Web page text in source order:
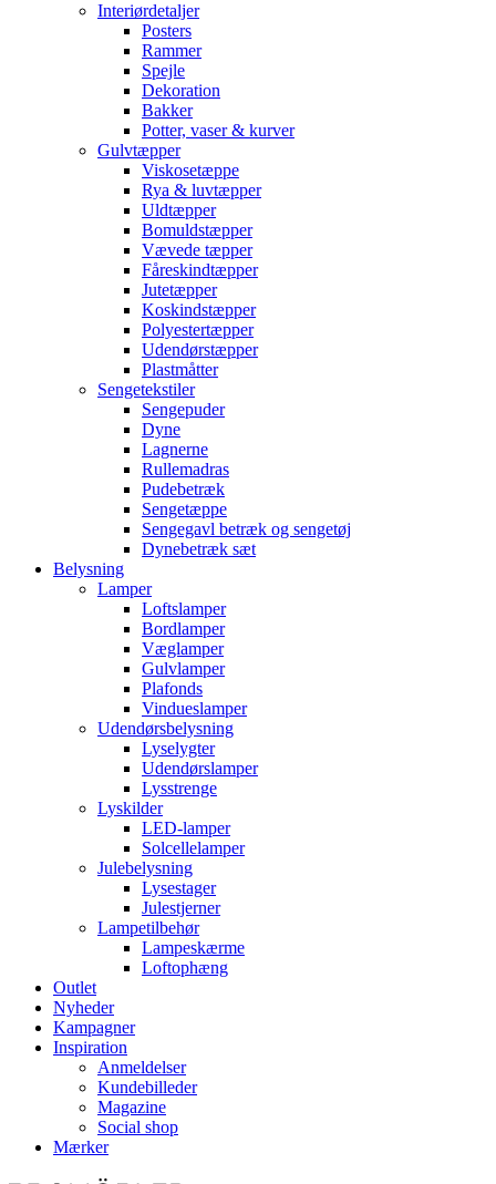
Interiørdetaljer
Posters
Rammer
Spejle
Dekoration
Bakker
Potter, vaser & kurver
Gulvtæpper
Viskosetæppe
Rya & luvtæpper
Uldtæpper
Bomuldstæpper
Vævede tæpper
Fåreskindtæpper
Jutetæpper
Koskindstæpper
Polyestertæpper
Udendørstæpper
Plastmåtter
Sengetekstiler
Sengepuder
Dyne
Lagnerne
Rullemadras
Pudebetræk
Sengetæppe
Sengegavl betræk og sengetøj
Dynebetræk sæt
Belysning
Lamper
Loftslamper
Bordlamper
Væglamper
Gulvlamper
Plafonds
Vindueslamper
Udendørsbelysning
Lyselygter
Udendørslamper
Lysstrenge
Lyskilder
LED-lamper
Solcellelamper
Julebelysning
Lysestager
Julestjerner
Lampetilbehør
Lampeskærme
Loftophæng
Outlet
Nyheder
Kampagner
Inspiration
Anmeldelser
Kundebilleder
Magazine
Social shop
Mærker